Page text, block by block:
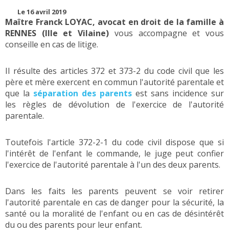
Le 16 avril 2019
Maître Franck LOYAC, avocat en droit de la famille à
RENNES (Ille et Vilaine) vous accompagne et vous
conseille en cas de litige.
Il résulte des articles 372 et 373-2 du code civil que les
père et mère exercent en commun l'autorité parentale et
que la séparation des parents est sans incidence sur
les règles de dévolution de l'exercice de l'autorité
parentale.
Toutefois l'article 372-2-1 du code civil dispose que si
l'intérêt de l'enfant le commande, le juge peut confier
l'exercice de l'autorité parentale à l'un des deux parents.
Dans les faits les parents peuvent se voir retirer
l'autorité parentale en cas de danger pour la sécurité, la
santé ou la moralité de l'enfant ou en cas de désintérêt
du ou des parents pour leur enfant.